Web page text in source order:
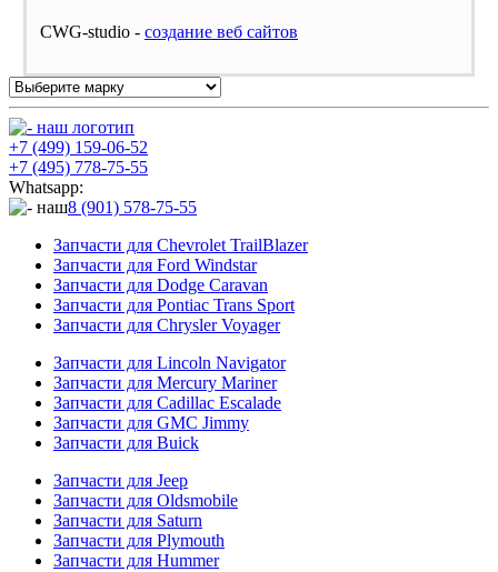
CWG-studio - cоздание веб сайтов
+7 (499) 159-06-52
+7 (495) 778-75-55
Whatsapp:
8 (901) 578-75-55
Запчасти для Chevrolet TrailBlazer
Запчасти для Ford Windstar
Запчасти для Dodge Caravan
Запчасти для Pontiac Trans Sport
Запчасти для Chrysler Voyager
Запчасти для Lincoln Navigator
Запчасти для Mercury Mariner
Запчасти для Cadillac Escalade
Запчасти для GMC Jimmy
Запчасти для Buick
Запчасти для Jeep
Запчасти для Oldsmobile
Запчасти для Saturn
Запчасти для Plymouth
Запчасти для Hummer